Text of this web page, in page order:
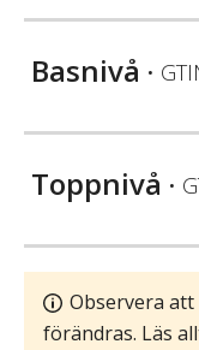
Basnivå •
Toppnivå •
Observera
förändras. Läs